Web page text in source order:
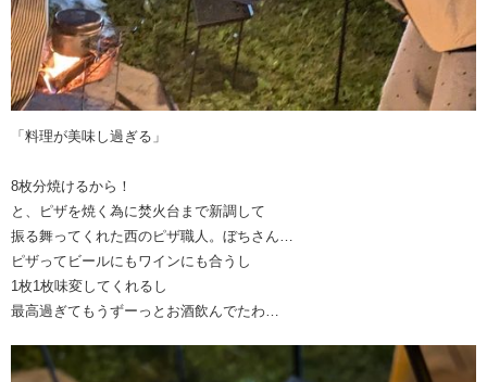
「料理が美味し過ぎる」
8枚分焼けるから！
と、ピザを焼く為に焚火台まで新調して
振る舞ってくれた西のピザ職人。ぼちさん…
ピザってビールにもワインにも合うし
1枚1枚味変してくれるし
最高過ぎてもうずーっとお酒飲んでたわ…